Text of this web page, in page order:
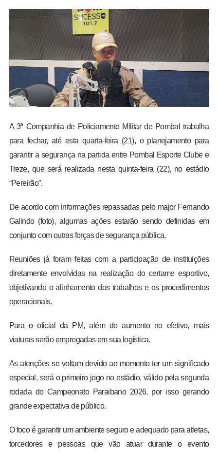
ENTRETENIMENTO
ENQUETE
TV LPB
FOTOS
COLUNISTAS
A 3ª Companhia de Policiamento Militar de Pombal trabalha
para fechar, até esta quarta-feira (21), o planejamento para
garantir a segurança na partida entre Pombal Esporte Clube e
Treze, que será realizada nesta quinta-feira (22), no estádio
“Pereirão”.
De acordo com informações repassadas pelo major Fernando
Galindo (foto), algumas ações estarão sendo definidas em
conjunto com outras forças de segurança pública.
Reuniões já foram feitas com a participação de instituições
diretamente envolvidas na realização do certame esportivo,
objetivando o alinhamento dos trabalhos e os procedimentos
operacionais.
Para o oficial da PM, além do aumento no efetivo, mais
viaturas serão empregadas em sua logística.
As atenções se voltam devido ao momento ter um significado
especial, será o primeiro jogo no estádio, válido pela segunda
rodada do Campeonato Paraibano 2026, por isso gerando
grande expectativa de público.
O foco é garantir um ambiente seguro e adequado para atletas,
torcedores e pessoas que vão atuar durante o evento